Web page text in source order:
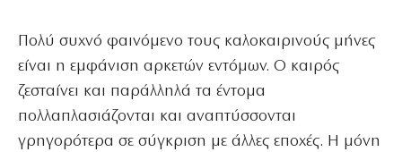
Πολύ συχνό φαινόμενο τους καλοκαιρινούς μήνες
είναι η εμφάνιση αρκετών εντόμων. Ο καιρός
ζεσταίνει και παράλληλά τα έντομα
πολλαπλασιάζονται και αναπτύσσονται
γρηγορότερα σε σύγκριση με άλλες εποχές. Η μόνη